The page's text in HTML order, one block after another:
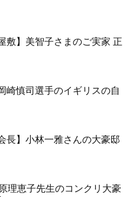
敷】美智子さまのご実家 正
崎慎司選手のイギリスの自
長】小林一雅さんの大豪邸
理恵子先生のコンクリ大豪